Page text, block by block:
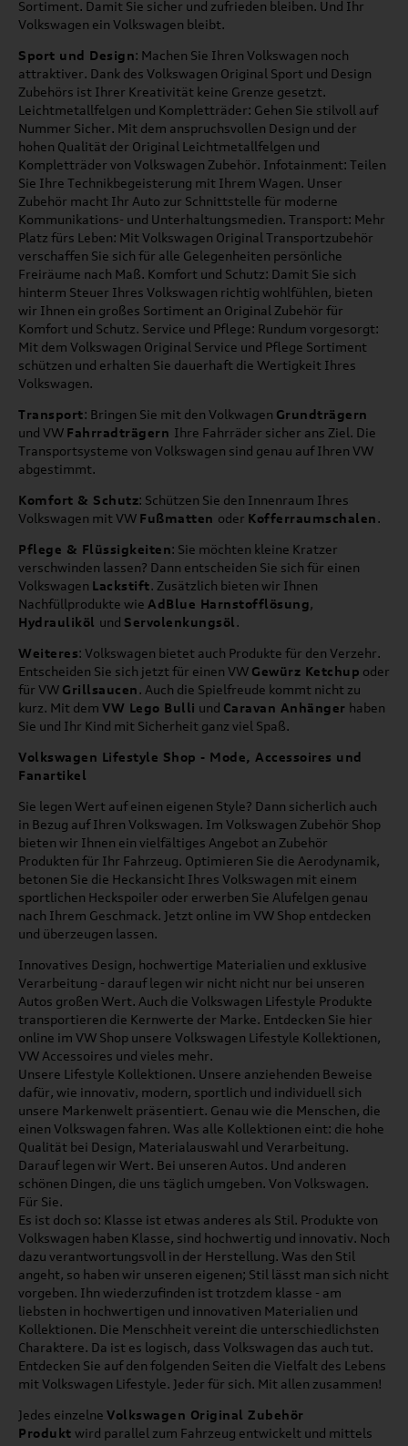
Sortiment. Damit Sie sicher und zufrieden bleiben. Und Ihr
Volkswagen ein Volkswagen bleibt.
Sport und Design: Machen Sie Ihren Volkswagen noch
attraktiver. Dank des Volkswagen Original Sport und Design
Zubehörs ist Ihrer Kreativität keine Grenze gesetzt.
Leichtmetallfelgen und Kompletträder: Gehen Sie stilvoll auf
Nummer Sicher. Mit dem anspruchsvollen Design und der
hohen Qualität der Original Leichtmetallfelgen und
Kompletträder von Volkswagen Zubehör. Infotainment: Teilen
Sie Ihre Technikbegeisterung mit Ihrem Wagen. Unser
Zubehör macht Ihr Auto zur Schnittstelle für moderne
Kommunikations- und Unterhaltungsmedien. Transport: Mehr
Platz fürs Leben: Mit Volkswagen Original Transportzubehör
verschaffen Sie sich für alle Gelegenheiten persönliche
Freiräume nach Maß. Komfort und Schutz: Damit Sie sich
hinterm Steuer Ihres Volkswagen richtig wohlfühlen, bieten
wir Ihnen ein großes Sortiment an Original Zubehör für
Komfort und Schutz. Service und Pflege: Rundum vorgesorgt:
Mit dem Volkswagen Original Service und Pflege Sortiment
schützen und erhalten Sie dauerhaft die Wertigkeit Ihres
Volkswagen.
Transport: Bringen Sie mit den Volkwagen Grundträgern
und VW Fahrradträgern Ihre Fahrräder sicher ans Ziel. Die
Transportsysteme von Volkswagen sind genau auf Ihren VW
abgestimmt.
Komfort & Schutz: Schützen Sie den Innenraum Ihres
Volkswagen mit VW Fußmatten oder Kofferraumschalen.
Pflege & Flüssigkeiten: Sie möchten kleine Kratzer
verschwinden lassen? Dann entscheiden Sie sich für einen
Volkswagen Lackstift. Zusätzlich bieten wir Ihnen
Nachfüllprodukte wie AdBlue Harnstofflösung,
Hydrauliköl und Servolenkungsöl.
Weiteres: Volkswagen bietet auch Produkte für den Verzehr.
Entscheiden Sie sich jetzt für einen VW Gewürz Ketchup oder
für VW Grillsaucen. Auch die Spielfreude kommt nicht zu
kurz. Mit dem VW Lego Bulli und Caravan Anhänger haben
Sie und Ihr Kind mit Sicherheit ganz viel Spaß.
Volkswagen Lifestyle Shop - Mode, Accessoires und
Fanartikel
Sie legen Wert auf einen eigenen Style? Dann sicherlich auch
in Bezug auf Ihren Volkswagen. Im Volkswagen Zubehör Shop
bieten wir Ihnen ein vielfältiges Angebot an Zubehör
Produkten für Ihr Fahrzeug. Optimieren Sie die Aerodynamik,
betonen Sie die Heckansicht Ihres Volkswagen mit einem
sportlichen Heckspoiler oder erwerben Sie Alufelgen genau
nach Ihrem Geschmack. Jetzt online im VW Shop entdecken
und überzeugen lassen.
Innovatives Design, hochwertige Materialien und exklusive
Verarbeitung - darauf legen wir nicht nicht nur bei unseren
Autos großen Wert. Auch die Volkswagen Lifestyle Produkte
transportieren die Kernwerte der Marke. Entdecken Sie hier
online im VW Shop unsere Volkswagen Lifestyle Kollektionen,
VW Accessoires und vieles mehr.
Unsere Lifestyle Kollektionen. Unsere anziehenden Beweise
dafür, wie innovativ, modern, sportlich und individuell sich
unsere Markenwelt präsentiert. Genau wie die Menschen, die
einen Volkswagen fahren. Was alle Kollektionen eint: die hohe
Qualität bei Design, Materialauswahl und Verarbeitung.
Darauf legen wir Wert. Bei unseren Autos. Und anderen
schönen Dingen, die uns täglich umgeben. Von Volkswagen.
Für Sie.
Es ist doch so: Klasse ist etwas anderes als Stil. Produkte von
Volkswagen haben Klasse, sind hochwertig und innovativ. Noch
dazu verantwortungsvoll in der Herstellung. Was den Stil
angeht, so haben wir unseren eigenen; Stil lässt man sich nicht
vorgeben. Ihn wiederzufinden ist trotzdem klasse - am
liebsten in hochwertigen und innovativen Materialien und
Kollektionen. Die Menschheit vereint die unterschiedlichsten
Charaktere. Da ist es logisch, dass Volkswagen das auch tut.
Entdecken Sie auf den folgenden Seiten die Vielfalt des Lebens
mit Volkswagen Lifestyle. Jeder für sich. Mit allen zusammen!
Jedes einzelne Volkswagen Original Zubehör
Produkt wird parallel zum Fahrzeug entwickelt und mittels